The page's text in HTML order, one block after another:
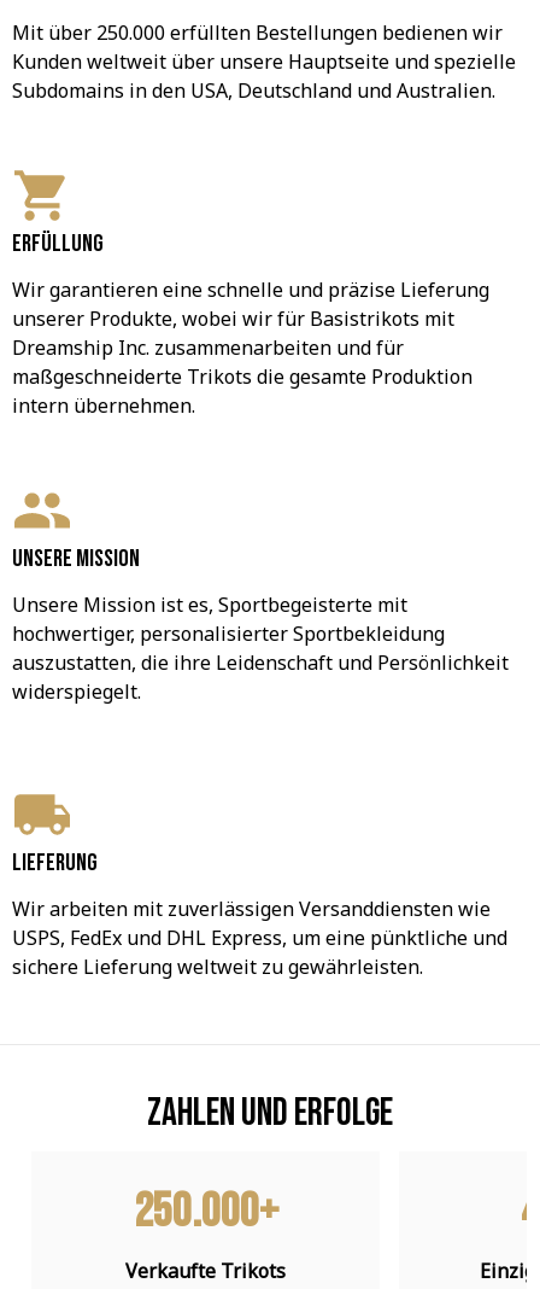
Mit über 250.000 erfüllten Bestellungen bedienen wir
Kunden weltweit über unsere Hauptseite und spezielle
Subdomains in den USA, Deutschland und Australien.
Erfüllung
Wir garantieren eine schnelle und präzise Lieferung
unserer Produkte, wobei wir für Basistrikots mit
Dreamship Inc. zusammenarbeiten und für
maßgeschneiderte Trikots die gesamte Produktion
intern übernehmen.
Unsere Mission
Unsere Mission ist es, Sportbegeisterte mit
hochwertiger, personalisierter Sportbekleidung
auszustatten, die ihre Leidenschaft und Persönlichkeit
widerspiegelt.
Lieferung
Wir arbeiten mit zuverlässigen Versanddiensten wie
USPS, FedEx und DHL Express, um eine pünktliche und
sichere Lieferung weltweit zu gewährleisten.
Zahlen und Erfolge
250.000+
Verkaufte Trikots